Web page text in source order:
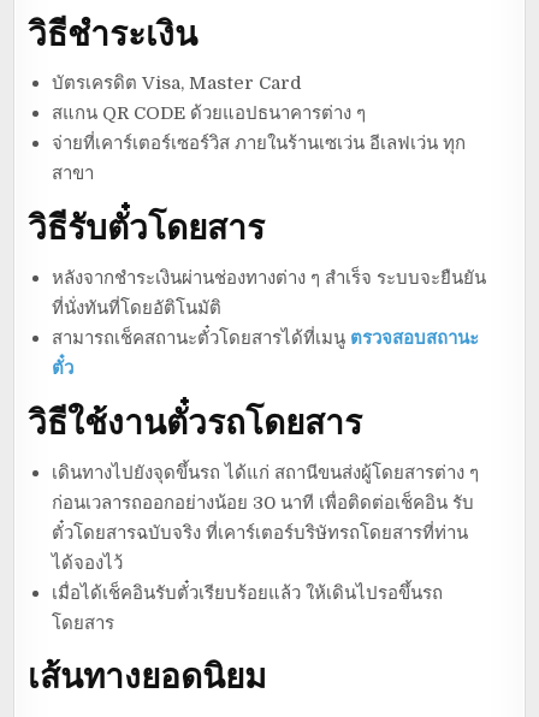
วิธีชำระเงิน
บัตรเครดิต Visa, Master Card
สแกน QR CODE ด้วยแอปธนาคารต่าง ๆ
จ่ายที่เคาร์เตอร์เซอร์วิส ภายในร้านเซเว่น อีเลฟเว่น ทุก
สาขา
วิธีรับตั๋วโดยสาร
หลังจากชำระเงินผ่านช่องทางต่าง ๆ สำเร็จ ระบบจะยืนยัน
ที่นั่งทันที่โดยอัติโนมัติ
สามารถเช็คสถานะตั๋วโดยสารได้ที่เมนู ตรวจสอบสถานะ
ตั๋ว
วิธีใช้งานตั๋วรถโดยสาร
เดินทางไปยังจุดขึ้นรถ ได้แก่ สถานีขนส่งผู้โดยสารต่าง ๆ
ก่อนเวลารถออกอย่างน้อย 30 นาที เพื่อติดต่อเช็คอิน รับ
ตั๋วโดยสารฉบับจริง ที่เคาร์เตอร์บริษัทรถโดยสารที่ท่าน
ได้จองไว้
เมื่อได้เช็คอินรับตั๋วเรียบร้อยแล้ว ให้เดินไปรอขึ้นรถ
โดยสาร
เส้นทางยอดนิยม